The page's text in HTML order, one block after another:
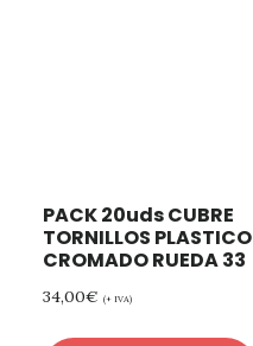
PACK 20uds CUBRE
TORNILLOS PLASTICO
CROMADO RUEDA 33
34,00€ (+ IVA)